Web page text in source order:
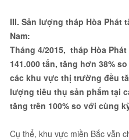
III. Sản lượng tháp Hòa Phát
Nam:
Tháng 4/2015, tháp Hòa
141.000 tấn, tăng hơn 38%
các khu vực thị trường đều
lượng tiêu thụ sản phẩm tại
tăng trên 100% so với cùng
Cụ thể, khu vực miền Bắc vẫn